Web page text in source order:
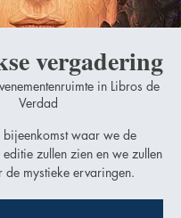
vergadering
in Libros de
Verdad
waar we de
zullen zien en we zullen
de mystieke ervaringen.